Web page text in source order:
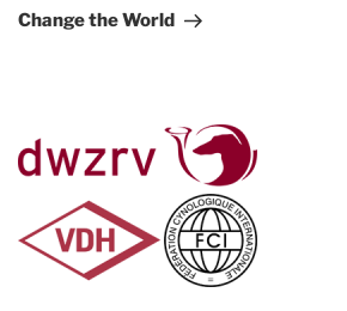
Beitrag
Change the World